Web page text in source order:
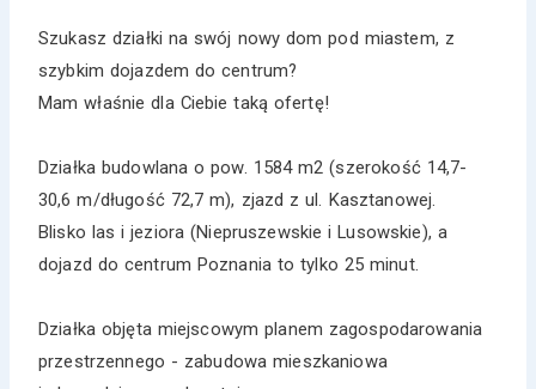
Szukasz działki na swój nowy dom pod miastem, z
szybkim dojazdem do centrum?
Mam właśnie dla Ciebie taką ofertę!
Działka budowlana o pow. 1584 m2 (szerokość 14,7-
30,6 m/długość 72,7 m), zjazd z ul. Kasztanowej.
Blisko las i jeziora (Niepruszewskie i Lusowskie), a
dojazd do centrum Poznania to tylko 25 minut.
Działka objęta miejscowym planem zagospodarowania
przestrzennego - zabudowa mieszkaniowa